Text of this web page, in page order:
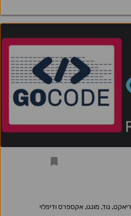
נוד, מונגו, אקספרס ודיפלוי